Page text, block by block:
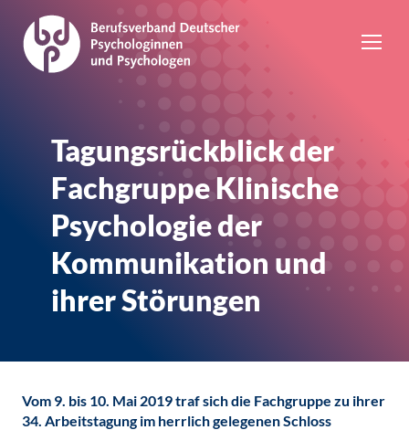
Tagungsrückblick der
Fachgruppe Klinische
Psychologie der
Kommunikation und
ihrer Störungen
Vom 9. bis 10. Mai 2019 traf sich die Fachgruppe zu ihrer
34. Arbeitstagung im herrlich gelegenen Schloss